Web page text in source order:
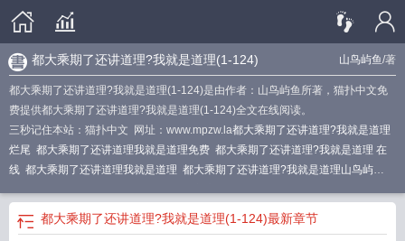
山鸟屿鱼/著
都大乘期了还讲道理?我就是道理(1-124)
都大乘期了还讲道理?我就是道理(1-124)是由作者：山鸟屿鱼所著，猫扑中文免
费提供都大乘期了还讲道理?我就是道理(1-124)全文在线阅读。
三秒记住本站：猫扑中文 网址：www.mpzw.la都大乘期了还讲道理?我就是道理
烂尾 都大乘期了还讲道理我就是道理免费 都大乘期了还讲道理?我就是道理 在
线 都大乘期了还讲道理我就是道理 都大乘期了还讲道理?我就是道理山鸟屿
(1-124)
都大乘期了还讲道理?我就是道理 山鸟屿鱼
都大乘期了还讲道理?我就
是道理TXT
都大乘期了还讲道理?我就是道理免费
都大乘期了还讲道理?我就是道理(1-124)最新章节